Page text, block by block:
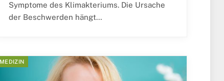
Symptome des Klimakteriums. Die Ursache
der Beschwerden hängt…
MEDIZIN